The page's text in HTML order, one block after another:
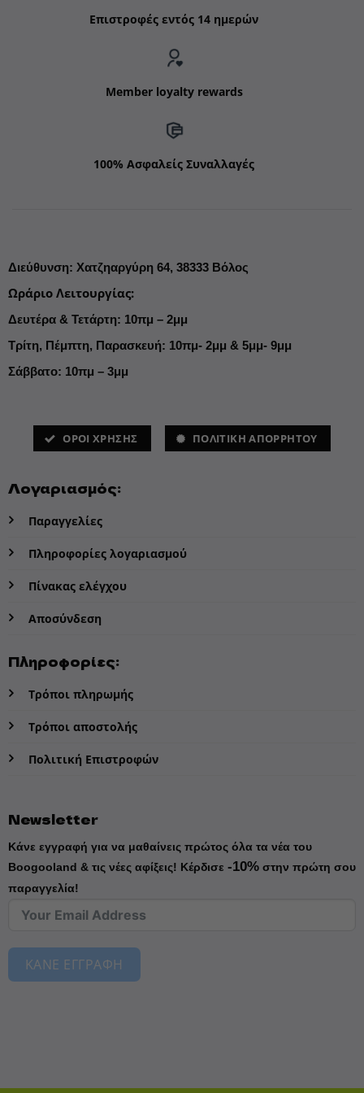
Επιστροφές εντός 14 ημερών
Member loyalty rewards
100% Ασφαλείς Συναλλαγές
Διεύθυνση: Χατζηαργύρη 64, 38333 Βόλος
Ωράριο Λειτουργίας:
Δευτέρα & Τετάρτη: 10πμ – 2μμ
Τρίτη, Πέμπτη, Παρασκευή: 10πμ- 2μμ & 5μμ- 9μμ
Σάββατο: 10πμ – 3μμ
ΌΡΟΙ ΧΡΗΣΗΣ ΠΟΛΙΤΙΚΗ ΑΠΟΡΡΗΤΟΥ
Λογαριασμός:
Παραγγελίες
Πληροφορίες λογαριασμού
Πίνακας ελέγχου
Αποσύνδεση
Πληροφορίες:
Τρόποι πληρωμής
Τρόποι αποστολής
Πολιτική Επιστροφών
Newsletter
Κάνε εγγραφή για να μαθαίνεις πρώτος όλα τα νέα του
Boogooland & τις νέες αφίξεις! Κέρδισε -10%στην πρώτη σου
παραγγελία!
ΚΑΝΕ ΕΓΓΡΑΦΗ